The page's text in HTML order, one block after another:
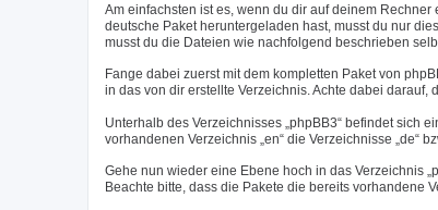
Am einfachsten ist es, wenn du dir auf deinem
deutsche Paket heruntergeladen hast, musst du nur
musst du die Dateien wie nachfolgend beschrieben
Fange dabei zuerst mit dem kompletten Paket von
in das von dir erstellte Verzeichnis. Achte dabei darauf,
Unterhalb des Verzeichnisses „phpBB3“ befindet sich
vorhandenen Verzeichnis „en“ die Verzeichnisse „de“
Gehe nun wieder eine Ebene hoch in das Verzeichnis
Beachte bitte, dass die Pakete die bereits vorhandene